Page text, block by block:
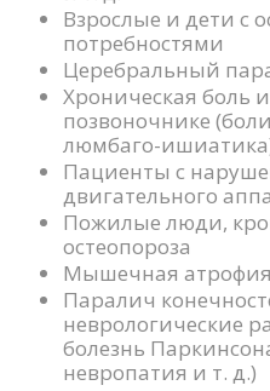
Взрослые и дети с
потребностями
Церебральный
Хроническая боль
позвоночнике
люмбаго-
Пациенты с
двигательного
Пожилые люди,
остеопороза
Мышечная атрофия
Паралич
неврологические
болезнь
невропатия и т. д.)